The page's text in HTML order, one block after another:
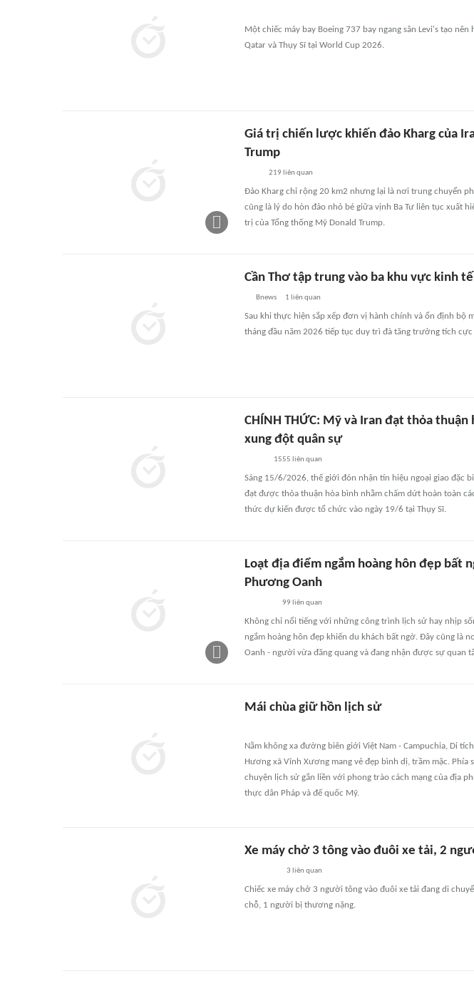
Một chiếc máy bay Boeing 737 bay ngang sân Levi's tạo
Qatar và Thụy Sĩ tại World Cup 2026.
Giá trị chiến lược khiến đảo Kharg của
Trump
219 liên quan
Đảo Kharg chỉ rộng 20 km2 nhưng lại là nơi trung chuyển
cũng là lý do hòn đảo nhỏ bé giữa vịnh Ba Tư liên tục xuất
trị của Tổng thống Mỹ Donald Trump.
Cần Thơ tập trung vào ba khu vực kinh
Bnews 1 liên quan
Sau khi thực hiện sắp xếp đơn vị hành chính và ổn định bộ
tháng đầu năm 2026 tiếp tục duy trì đà tăng trưởng tích
CHÍNH THỨC: Mỹ và Iran đạt thỏa
xung đột quân sự
1555 liên quan
Sáng 15/6/2026, thế giới đón nhận tín hiệu ngoại giao đặc
đạt được thỏa thuận hòa bình nhằm chấm dứt hoàn toàn
thức dự kiến được tổ chức vào ngày 19/6 tại Thụy Sĩ.
Loạt địa điểm ngắm hoàng hôn đẹp bất
Phương Oanh
99 liên quan
Không chỉ nổi tiếng với những công trình lịch sử hay nhịp
ngắm hoàng hôn đẹp khiến du khách bất ngờ. Đây cũng là
Oanh - người vừa đăng quang và đang nhận được sự quan
Mái chùa giữ hồn lịch sử
Nằm không xa đường biên giới Việt Nam - Campuchia, Di
Hương xã Vĩnh Xương mang vẻ đẹp bình dị, trầm mặc. Phía
chuyện lịch sử gắn liền với phong trào cách mạng của địa
thực dân Pháp và đế quốc Mỹ.
Xe máy chở 3 tông vào đuôi xe tải, 2
3 liên quan
Chiếc xe máy chở 3 người tông vào đuôi xe tải đang di
chỗ, 1 người bị thương nặng.